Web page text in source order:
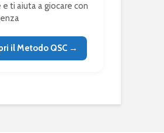
ti aiuta a giocare con
il Metodo QSC →